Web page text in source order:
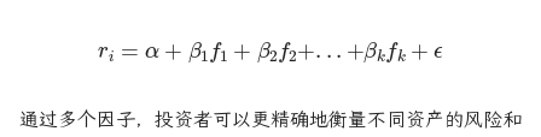
ri=α+β1f 1+β 2f2+ +βkf k+ϵ
通过多个因子，投资者可以更精确地衡量不同资产的风险和